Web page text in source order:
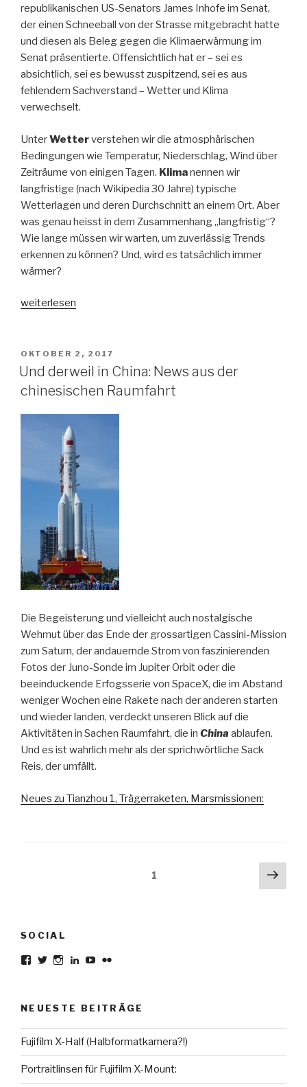
republikanischen US-Senators James Inhofe im Senat,
der einen Schneeball von der Strasse mitgebracht hatte
und diesen als Beleg gegen die Klimaerwärmung im
Senat präsentierte. Offensichtlich hat er – sei es
absichtlich, sei es bewusst zuspitzend, sei es aus
fehlendem Sachverstand – Wetter und Klima
verwechselt.
UnterWetterverstehen wir die atmosphärischen
Bedingungen wie Temperatur, Niederschlag, Wind über
Zeiträume von einigen Tagen. Klimanennen wir
langfristige (nach Wikipedia 30 Jahre) typische
Wetterlagen und deren Durchschnitt an einem Ort. Aber
was genau heisst in dem Zusammenhang „langfristig“?
Wie lange müssen wir warten, um zuverlässig Trends
erkennen zu können? Und, wird es tatsächlich immer
wärmer?
„Wird
wärmer?
Und
wie
wir
zuverlässig
messen?“
weiterlesen
VERÖFFENTLICHT
AM
OKTOBER 2, 2017
Und derweil in China: News aus der
chinesischen Raumfahrt
Die Begeisterung und vielleicht auch nostalgische
Wehmut über das Ende der grossartigen Cassini-Mission
zum Saturn, der andauernde Strom von faszinierenden
Fotos der Juno-Sonde im Jupiter Orbit oder die
beeinduckende Erfogsserie von SpaceX, die im Abstand
weniger Wochen eine Rakete nach der anderen starten
und wieder landen, verdeckt unseren Blick auf die
Aktivitäten in Sachen Raumfahrt, die in China ablaufen.
Und es ist wahrlich mehr als der sprichwörtliche Sack
Reis, der umfällt.
Neues zu Tianzhou 1, Trägerraketen, Marsmissionen:
Seitennummerierung1
SOCIAL
Profil
Facebook
anzeigen
Profil
Twitter
anzeigen
Profil
Instagram
anzeigen
Profil
LinkedIn
anzeigen
Profil
YouTube
anzeigen
Profil
Flickr
anzeigen
NEUESTE BEITRÄGE
Fujifilm X-Half (Halbformatkamera?!)
Portraitlinsen für Fujifilm X-Mount: